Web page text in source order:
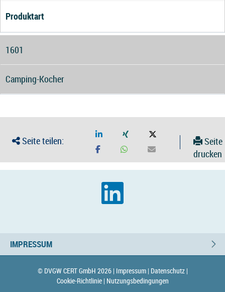
Produktart
1601
Camping-Kocher
Seite teilen:
Seite
drucken
IMPRESSUM
© DVGW CERT GmbH 2026 | Impressum | Datenschutz |
Cookie-Richtlinie | Nutzungsbedingungen